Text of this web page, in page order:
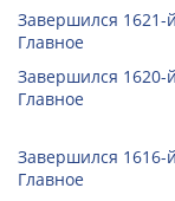
Завершился
Главное
Завершился
Главное
Завершился
Главное